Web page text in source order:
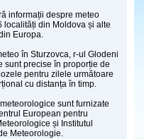
informații despre meteo
localități din Moldova și alte
Europa.
în Sturzovca, r-ul Glodeni
sunt precise în proporție de
pentru zilele următoare
cu distanța în timp.
sunt furnizate
European pentru
și Institutul
Meteorologie.